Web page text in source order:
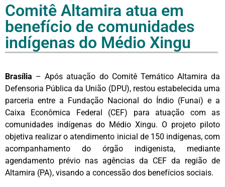
Comitê Altamira atua em
benefício de comunidades
indígenas do Médio Xingu
Brasília – Após atuação do Comitê Temático Altamira da
Defensoria Pública da União (DPU), restou estabelecida uma
parceria entre a Fundação Nacional do Índio (Funai) e a
Caixa Econômica Federal (CEF) para atuação com as
comunidades indígenas do Médio Xingu. O projeto piloto
objetiva realizar o atendimento inicial de 150 indígenas, com
acompanhamento do órgão indigenista, mediante
agendamento prévio nas agências da CEF da região de
Altamira (PA), visando a concessão dos benefícios sociais.